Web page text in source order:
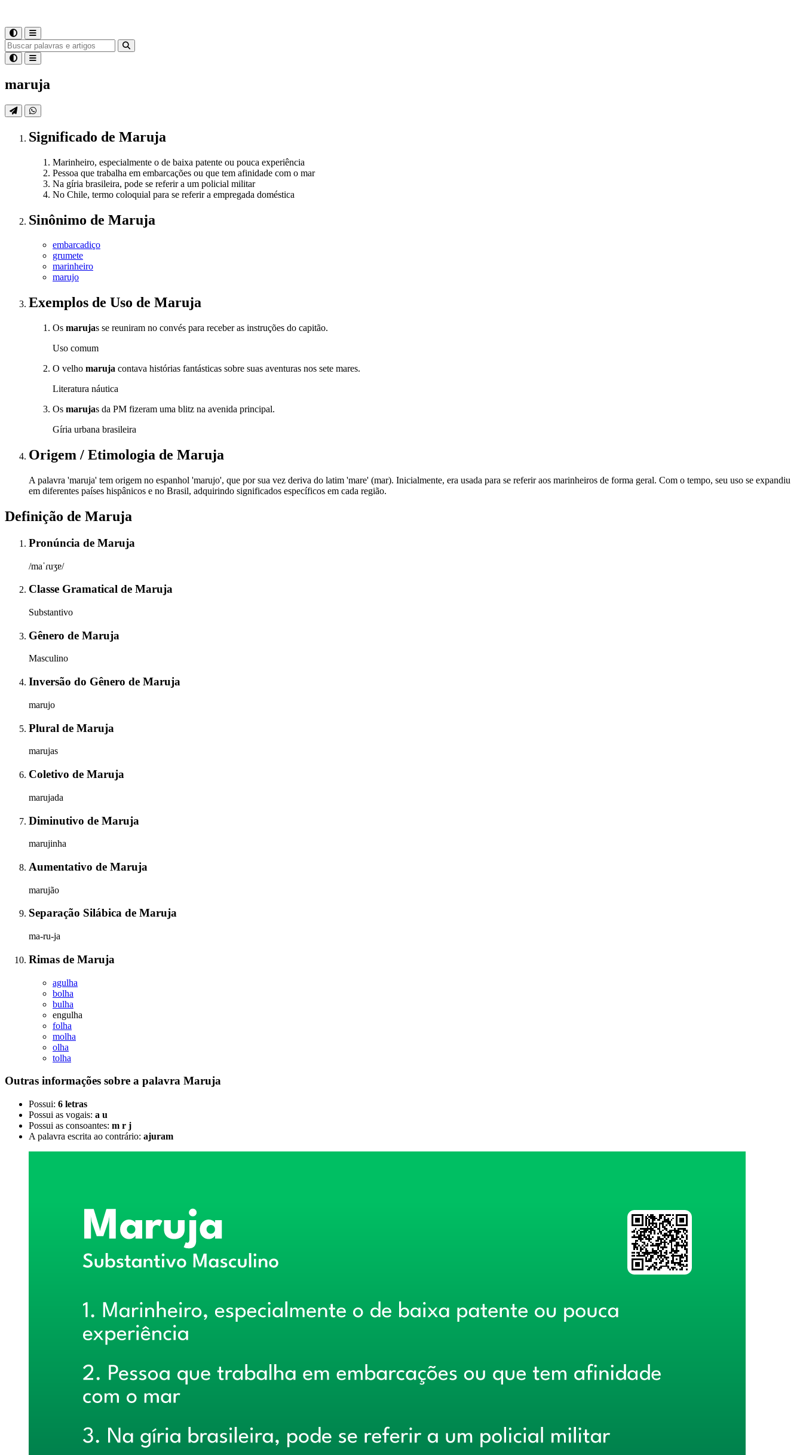
maruja
Significado de Maruja
Marinheiro, especialmente o de baixa patente ou pouca experiência
Pessoa que trabalha em embarcações ou que tem afinidade com o mar
Na gíria brasileira, pode se referir a um policial militar
No Chile, termo coloquial para se referir a empregada doméstica
Sinônimo de Maruja
embarcadiço
grumete
marinheiro
marujo
Exemplos de Uso de Maruja
Os marujas se reuniram no convés para receber as instruções do capitão.
Uso comum
O velho maruja contava histórias fantásticas sobre suas aventuras nos sete mares.
Literatura náutica
Os marujas da PM fizeram uma blitz na avenida principal.
Gíria urbana brasileira
Origem / Etimologia de Maruja
A palavra 'maruja' tem origem no espanhol 'marujo', que por sua vez deriva do latim 'mare' (mar). Inicialmente, era usada para se referir aos marinheiros de forma geral. Com o tempo, seu uso se expandiu
em diferentes países hispânicos e no Brasil, adquirindo significados específicos em cada região.
Definição de Maruja
Pronúncia de Maruja
/maˈɾuʒɐ/
Classe Gramatical de Maruja
Substantivo
Gênero de Maruja
Masculino
Inversão do Gênero de Maruja
marujo
Plural de Maruja
marujas
Coletivo de Maruja
marujada
Diminutivo de Maruja
marujinha
Aumentativo de Maruja
marujão
Separação Silábica de Maruja
ma-ru-ja
Rimas de Maruja
agulha
bolha
bulha
engulha
folha
molha
olha
tolha
Outras informações sobre a palavra Maruja
Possui: 6 letras
Possui as vogais: a u
Possui as consoantes: m r j
A palavra escrita ao contrário: ajuram